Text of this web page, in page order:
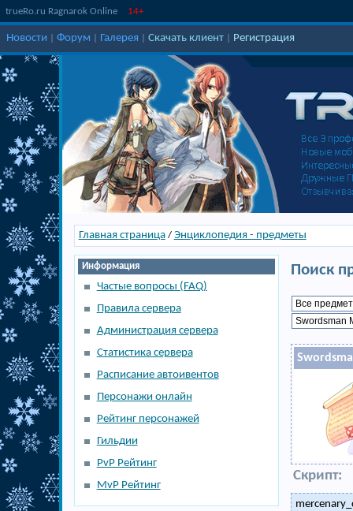
trueRo.ru Ragnarok Online 14+
Новости Форум Галерея Скачать клиент Регистрация
Главная страница/ Энциклопедия - предметы
Информация
Частые вопросы (FAQ)
Правила сервера
Администрация сервера
Статистика сервера
Расписание автоивентов
Персонажи онлайн
Рейтинг персонажей
Гильдии
PvP Рейтинг
MvP Рейтинг
Поиск
Скрипт: